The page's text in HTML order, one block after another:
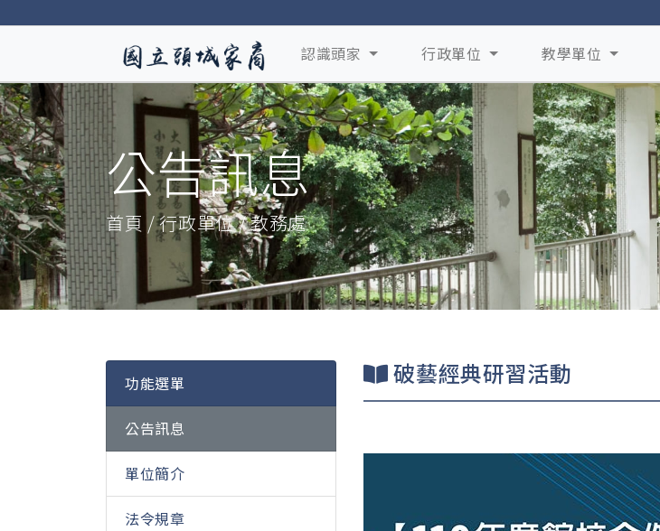
認識頭家 行政單位 教學單位
公告訊息
首頁 / 行政單位 / 教務處
功能選單
公告訊息
單位簡介
法令規章
破藝經典研習活動